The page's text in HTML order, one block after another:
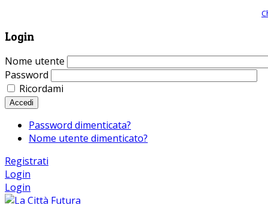
Login
Nome utente
Password
Ricordami
Accedi
Password dimenticata?
Nome utente dimenticato?
Registrati
Login
Login